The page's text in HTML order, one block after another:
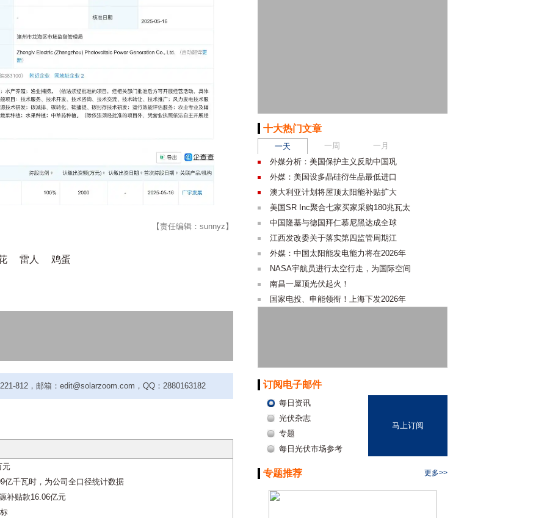
【责任编辑：sunnyz】
雷人 鸡蛋
812，邮箱：edit@solarzoom.com，QQ：2880163182
元
亿千瓦时，为公司全口径统计数据
补贴款16.06亿元
十大热门文章
一天 一周
一月
外媒分析：美国保护主义反助中国巩
外媒：美国设多晶硅衍生品最低进口
澳大利亚计划将屋顶太阳能补贴扩大
美国SR Inc聚合七家买家采购180兆瓦太
中国隆基与德国拜仁慕尼黑达成全球
江西发改委关于落实第四监管周期江
外媒：中国太阳能发电能力将在2026年
NASA宇航员进行太空行走，为国际空间
南昌一屋顶光伏起火！
国家电投、申能领衔！上海下发2026年
订阅电子邮件
每日资讯
光伏杂志
专题
每日光伏市场参考
马上订阅
专题推荐 更多>>